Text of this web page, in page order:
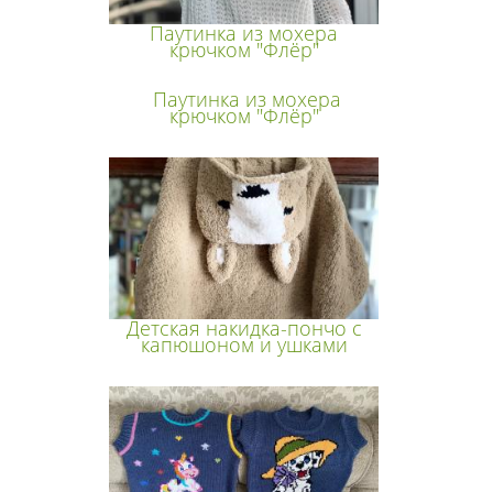
Паутинка из мохера
крючком "Флёр"
Паутинка из мохера
крючком "Флёр"
Детская накидка-пончо с
капюшоном и ушками